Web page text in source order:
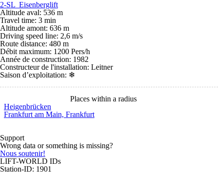
2-SL Eisenberglift
Altitude aval: 536 m
Travel time: 3 min
Altitude amont: 636 m
Driving speed line: 2,6 m/s
Route distance: 480 m
Débit maximum: 1200 Pers/h
Année de construction: 1982
Constructeur de l'installation: Leitner
Saison d’exploitation: ❄
Places within a radius
Heigenbrücken
Frankfurt am Main, Frankfurt
Support
Wrong data or something is missing?
Nous soutenir!
LIFT-WORLD IDs
Station-ID: 1901